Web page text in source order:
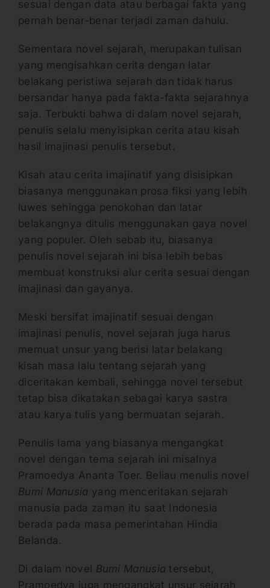
sesuai dengan data atau berbagai fakta yang
pernah benar-benar terjadi zaman dahulu.
Sementara novel sejarah, merupakan tulisan
yang mengisahkan cerita dengan latar
belakang peristiwa sejarah dan tidak harus
bersandar hanya pada fakta-fakta sejarahnya
saja. Terbukti bahwa di dalam novel sejarah,
penulis selalu menyisipkan cerita atau kisah
hasil imajinasi penulis tersebut.
Kisah atau cerita imajinatif yang disisipkan
biasanya menggunakan prosa fiksi yang lebih
luwes sehingga penokohan dan latar
belakangnya ditulis menggunakan gaya novel
yang populer. Oleh sebab itu, biasanya
penulis novel sejarah ini bisa lebih bebas
membuat konstruksi alur cerita sesuai dengan
imajinasi dan gayanya.
Meski bersifat imajinatif sesuai dengan
imajinasi penulis, novel sejarah juga harus
memuat unsur yang berisi latar belakang
kisah masa lalu tentang sejarah yang
diceritakan kembali, sehingga novel tersebut
tetap bisa dikatakan sebagai karya sastra
atau karya tulis yang bermuatan sejarah.
Penulis lama yang biasanya mengangkat
novel dengan tema sejarah ini misalnya
Pramoedya Ananta Toer. Beliau menulis novel
Bumi Manusia yang menceritakan sejarah
manusia pada zaman itu saat Indonesia
berada pada masa pemerintahan Hindia
Belanda.
Di dalam novel Bumi Manusiatersebut,
Pramoedya juga mengangkat unsur sejarah